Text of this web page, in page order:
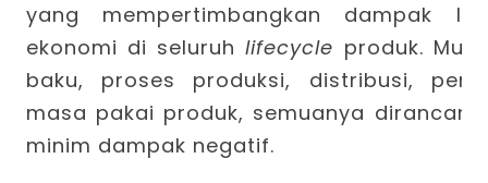
yang mempertimbangkan dampak
ekonomi di seluruhlifecycle produk.
baku, proses produksi, distribusi,
masa pakai produk, semuanya
minim dampak negatif.